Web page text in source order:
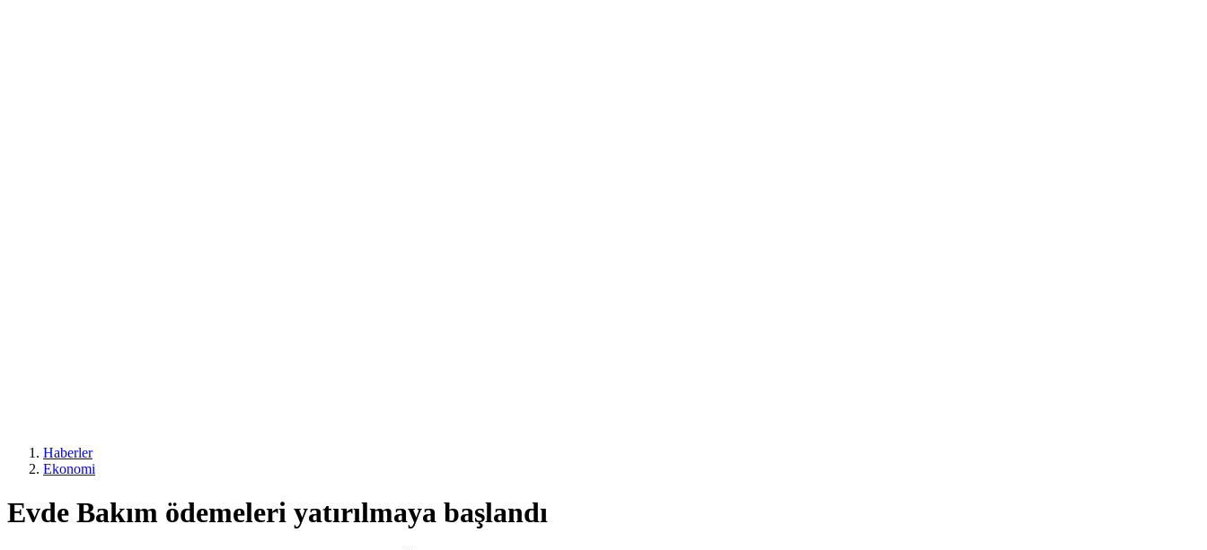
Haberler
Ekonomi
Evde Bakım ödemeleri yatırılmaya başlandı